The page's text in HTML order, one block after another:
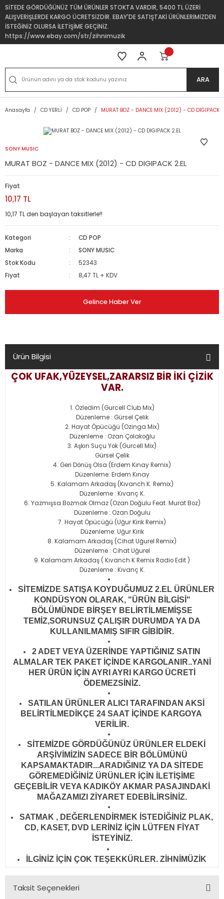
SİTEDE GÖRDÜĞÜNÜZ TÜM ÜRÜNLER STOKTA VARDIR, 5400 TL ÜZERİ
ALIŞVERİŞLERDE KARGO ÜCRETSİZDİR. EBAY'DE SATIŞTAKİ ÜRÜNLERİMİZDEN
İSTEĞİNİZ OLURSA İLETİŞİME GEÇİNİZ.
https://www.ebay.com/str/zihnimuzik
ARA
Anasayfa CD YERLİ CD POP MURAT BOZ - DANCE MIX (2012) - CD DIGIPACK
SONY MUSIC
MURAT BOZ - DANCE MIX (2012) - CD DIGIPACK 2.EL
Fiyat
10,17 TL
10,17 TL den başlayan taksitlerle!!
Kategori
CD POP
Marka
SONY MUSIC
Stok Kodu
52343
Fiyat
8,47 TL + KDV
Gelince Haber Ver
Ürün Bilgisi
ÇOK UFAK,YÜZEYSEL,ZARARSIZ BİR İKİ ÇİZİK
VAR.
Özledim (Gurcell Club Mix)
Düzenleme : Gürsel Çelik
Hayat Öpücüğü (Ozinga Mix)
Düzenleme : Ozan Çolakoğlu
Aşkın Suçu Yok (Gurcell Mix)
Gürsel Çelik
Geri Dönüş Olsa (Erdem Kınay Remix)
Düzenleme: Erdem Kınay
Kalamam Arkadaş (Kıvanch K. Remix)
Düzenleme : Kıvanç K.
Yazmışsa Bozmak Olmaz (Ozan Doğulu Feat. Murat Boz)
Düzenleme : Ozan Doğulu
Hayat Öpücüğü (Uğur Kirik Remix)
Düzenleme: Uğur Kirik
Kalamam Arkadaş (Cihat Uğurel Remix)
Düzenleme : Cihat Uğurel
Kalamam Arkadaş ( Kıvanch K Remix Radio Edit )
Düzenleme : Kıvanç K.
SİTEMİZDE SATIŞA KOYDUĞUMUZ 2.EL ÜRÜNLER
KONDÜSYON OLARAK, "ÜRÜN BİLGİSİ"
BÖLÜMÜNDE BİRŞEY BELİRTİLMEMİŞSE
TEMİZ,SORUNSUZ ÇALIŞIR DURUMDA YA DA
KULLANILMAMIŞ SIFIR GİBİDİR.
2 ADET VEYA ÜZERİNDE YAPTIĞINIZ SATIN
ALMALAR TEK PAKET İÇİNDE KARGOLANIR..YANİ
HER ÜRÜN İÇİN AYRI AYRI KARGO ÜCRETİ
ÖDEMEZSİNİZ.
SATILAN ÜRÜNLER ALICI TARAFINDAN AKSİ
BELİRTİLMEDİKÇE 24 SAAT İÇİNDE KARGOYA
VERİLİR.
SİTEMİZDE GÖRDÜĞÜNÜZ ÜRÜNLER ELDEKİ
ARŞİVİMİZİN SADECE BİR BÖLÜMÜNÜ
KAPSAMAKTADIR...ARADIĞINIZ YA DA SİTEDE
GÖREMEDİĞİNİZ ÜRÜNLER İÇİN İLETİŞİME
GEÇEBİLİR VEYA KADIKÖY AKMAR PASAJINDAKİ
MAĞAZAMIZI ZİYARET EDEBİLİRSİNİZ.
SATMAK , DEĞERLENDİRMEK İSTEDİĞİNİZ PLAK,
CD, KASET, DVD LERİNİZ İÇİN LÜTFEN FİYAT
İSTEYİNİZ.
İLGİNİZ İÇİN ÇOK TEŞEKKÜRLER. ZİHNİMÜZİK
Taksit Seçenekleri